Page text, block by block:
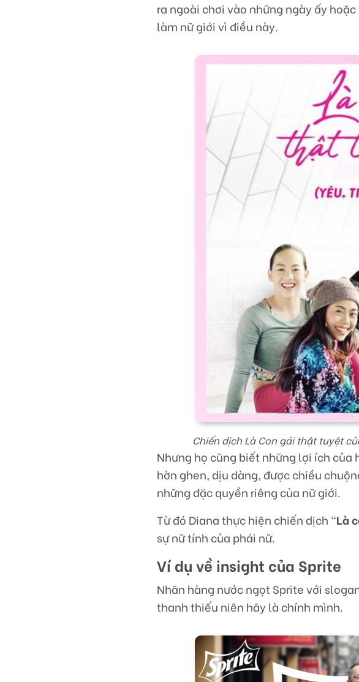
ra ngoài chơi vào những ngày ấy
làm nữ giới vì điều này.
Chiến dịch Là Con gái thật tuyệt
Nhưng họ cũng biết những lợi ích của
hờn ghen, dịu dàng, được chiều
những đặc quyền riêng của nữ giới.
Từ đó Diana thực hiện chiến dịch “Là
sự nữ tính của phái nữ.
Ví dụ về insight của Sprite
Nhãn hàng nước ngọt Sprite với
thanh thiếu niên hãy là chính mình.